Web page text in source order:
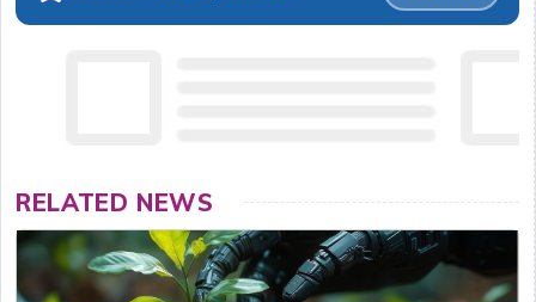
RELATED NEWS